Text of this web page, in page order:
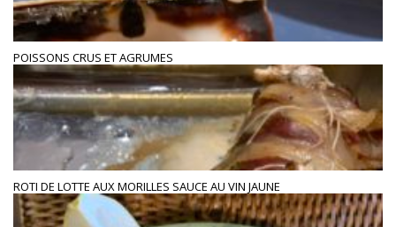
POISSONS CRUS ET AGRUMES
ROTI DE LOTTE AUX MORILLES SAUCE AU VIN JAUNE